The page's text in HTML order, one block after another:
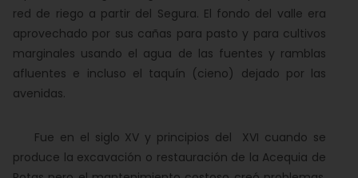
red de riego a partir del Segura. El fondo del valle era
aprovechado por sus cañas para pasto y para cultivos
marginales usando el agua de las fuentes y ramblas
afluentes e incluso el taquín (cieno) dejado por las
avenidas.
Fue en el siglo XV y principios del XVI cuando se
produce la excavación o restauración de la Acequia de